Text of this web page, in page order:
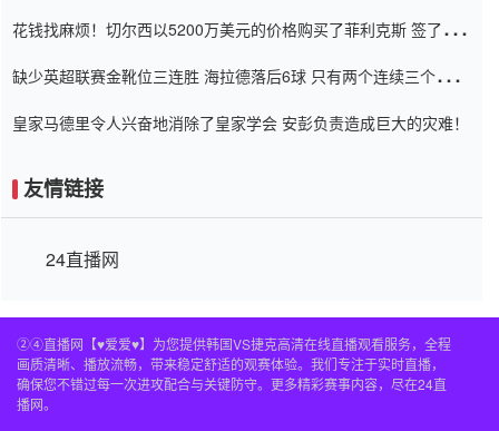
花钱找麻烦！切尔西以5200万美元的价格购买了菲利克斯 签了7年
缺少英超联赛金靴位三连胜 海拉德落后6球 只有两个连续三个连续
皇家马德里令人兴奋地消除了皇家学会 安彭负责造成巨大的灾难！
友情链接
24直播网
②④直播网【♥爱爱♥】为您提供韩国VS捷克高清在线直播观看服务，全程
画质清晰、播放流畅，带来稳定舒适的观赛体验。我们专注于实时直播，
确保您不错过每一次进攻配合与关键防守。更多精彩赛事内容，尽在24直
播网。